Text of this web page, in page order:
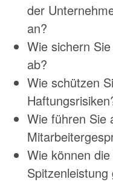
der
an?
Wie sichern
ab?
Wie schützen
Wie führen Sie
Wie können